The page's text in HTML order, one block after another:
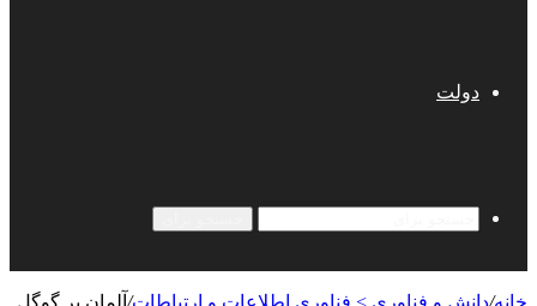
دولت
خانه/دانش و فناوری > فناوری اطلاعات و ارتباطات/ آلمان بر گوگل